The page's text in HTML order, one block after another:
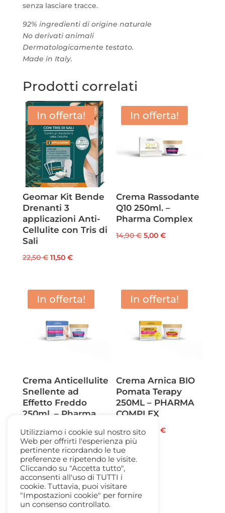
senza lasciare tracce.
92% ingredienti di origine naturale
No derivati animali
Dermatologicamente testato.
Made in Italy.
Prodotti correlati
In offerta!
Geomar Kit Bende
Drenanti 3
applicazioni Anti-
Cellulite con Tris di
Sali
22,50€ Il
era:
22,50 €.
11,50 €Il
è:
11,50 €.
In offerta!
Crema Rassodante
Q10 250ml. –
Pharma Complex
14,90€ Il
5,00€Il
In offerta!
Crema Anticellulite
Snellente ad
Effetto Freddo
250ml. – Pharma
14,90€Il
prezzo
originale
era:
14,90 €.
5,00€Il
prezzo
attuale
è:
5,00 €.
In offerta!
Crema Arnica BIO
Pomata Terapy
250ML – PHARMA
COMPLEX
14,90€Il5,00€Il
Utilizziamo i cookie sul nostro sito
Web per offrirti l'esperienza più
pertinente ricordando le tue
preferenze e ripetendo le visite.
Cliccando su "Accetta tutto",
acconsenti all'uso di TUTTI i
cookie. Tuttavia, puoi visitare
"Impostazioni cookie" per fornire
un consenso controllato.